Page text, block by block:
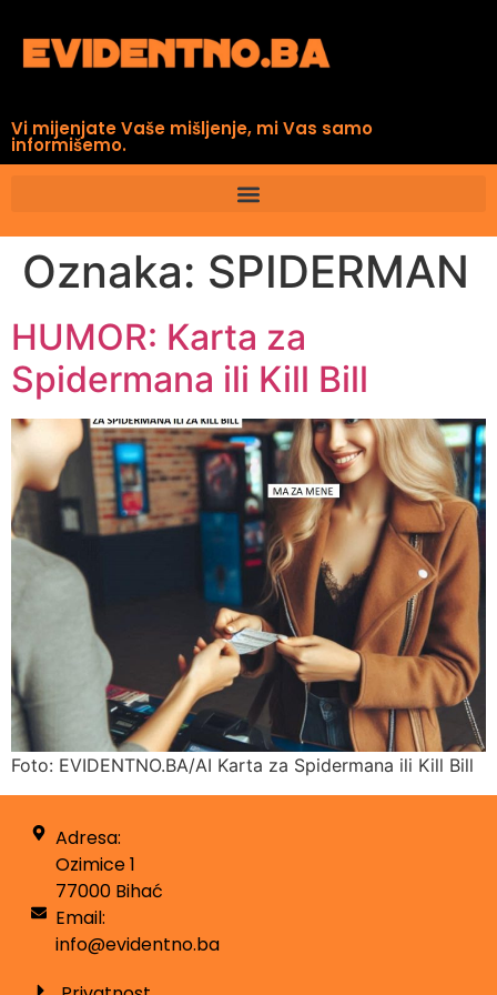
Vi mijenjate Vaše mišljenje, mi Vas samo
informišemo.
Oznaka: SPIDERMAN
HUMOR: Karta za
Spidermana ili Kill Bill
Foto: EVIDENTNO.BA/AI Karta za Spidermana ili Kill Bill
Adresa:
Ozimice 1
77000 Bihać
Email:
info@evidentno.ba